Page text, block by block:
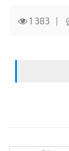
1 383